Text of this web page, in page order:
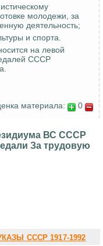
молодежи, за
деятельность;
и спорта.
на левой
СССР
материала: 0
ВС СССР
За трудовую
СССР 1917-1992